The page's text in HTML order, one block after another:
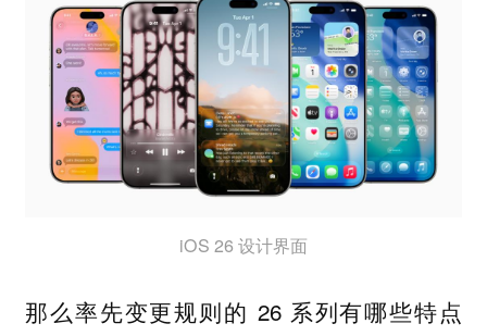
iOS 26 设计界面
那么率先变更规则的 26 系列有哪些特点